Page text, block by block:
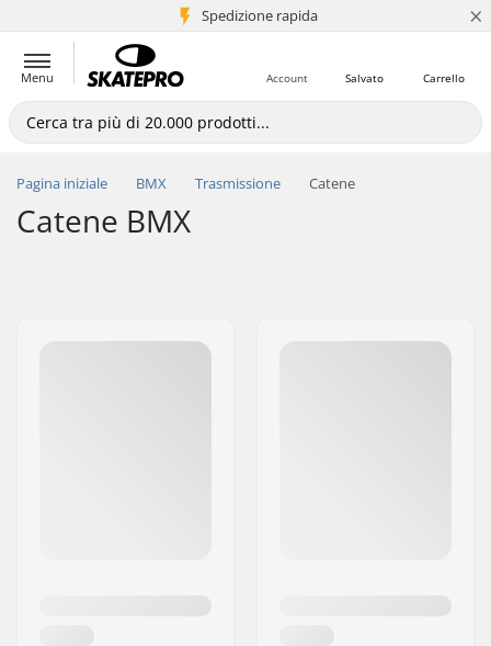
Spedizione rapida
+5 mln di clienti ×
Menu Carrello
Salvato
Account
Pagina iniziale BMX Trasmissione Catene
Catene BMX